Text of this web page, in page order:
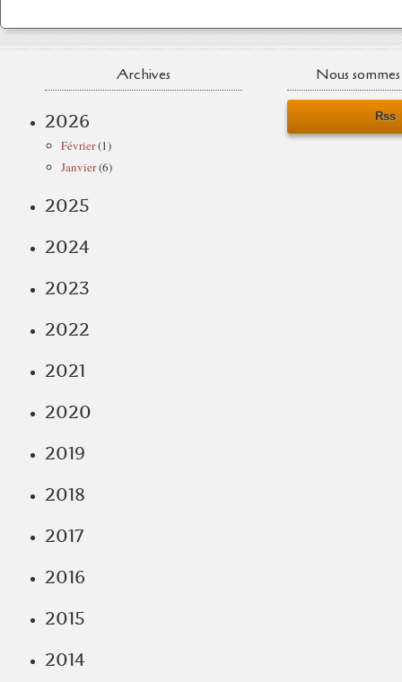
Archives
2026
Février(1)
Janvier(6)
2025
2024
2023
2022
2021
2020
2019
2018
2017
2016
2015
2014
Nous
Rss